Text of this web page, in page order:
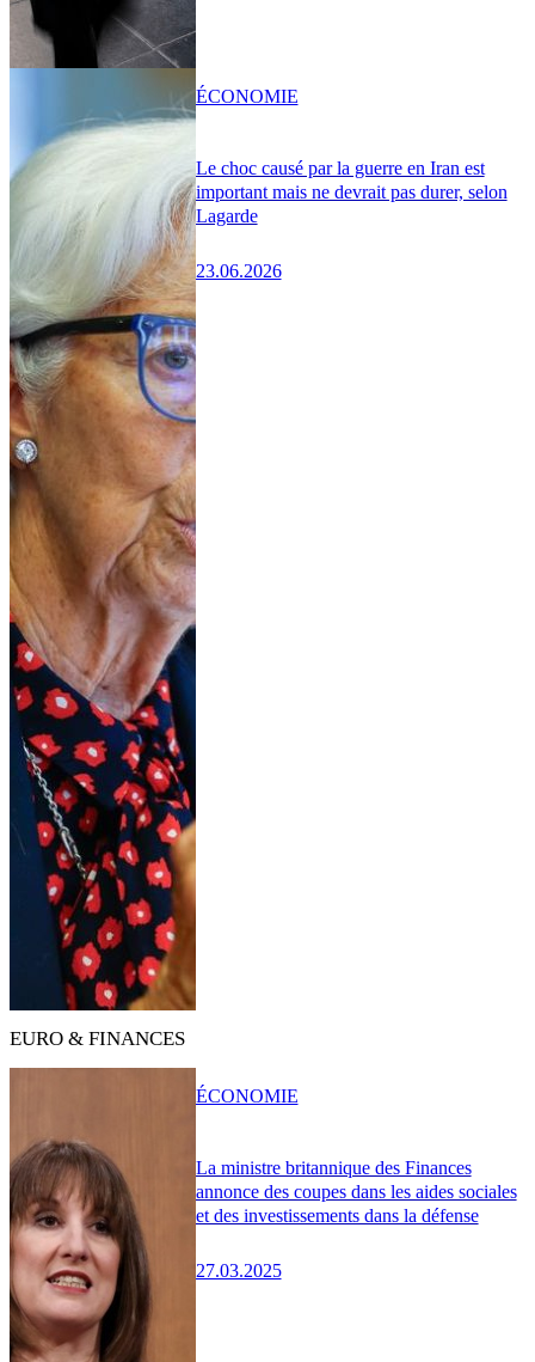
Le choc causé par la guerre en Iran est
important mais ne devrait pas durer, selon
Lagarde
23.06.2026
ÉCONOMIE
EURO & FINANCES
La ministre britannique des Finances
annonce des coupes dans les aides sociales
et des investissements dans la défense
27.03.2025
ÉCONOMIE